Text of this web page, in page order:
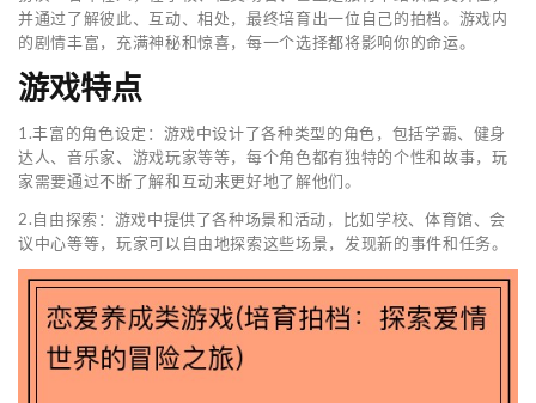
并通过了解彼此、互动、相处，最终培育出一位自己的拍档。游戏内
的剧情丰富，充满神秘和惊喜，每一个选择都将影响你的命运。
游戏特点
1.丰富的角色设定：游戏中设计了各种类型的角色，包括学霸、健身
达人、音乐家、游戏玩家等等，每个角色都有独特的个性和故事，玩
家需要通过不断了解和互动来更好地了解他们。
2.自由探索：游戏中提供了各种场景和活动，比如学校、体育馆、会
议中心等等，玩家可以自由地探索这些场景，发现新的事件和任务。